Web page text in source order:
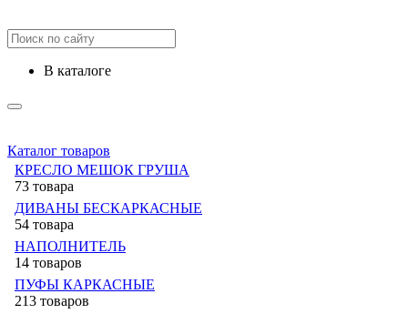
в каталоге
Каталог товаров
КРЕСЛО МЕШОК ГРУША
73 товара
ДИВАНЫ БЕСКАРКАСНЫЕ
54 товара
НАПОЛНИТЕЛЬ
14 товаров
ПУФЫ КАРКАСНЫЕ
213 товаров